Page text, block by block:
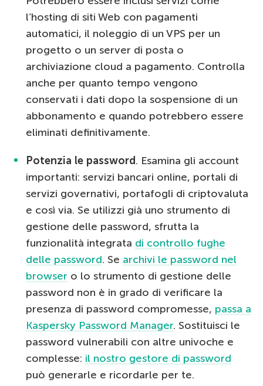
l’hosting di siti Web con pagamenti
automatici, il noleggio di un VPS per un
progetto o un server di posta o
archiviazione cloud a pagamento. Controlla
anche per quanto tempo vengono
conservati i dati dopo la sospensione di un
abbonamento e quando potrebbero essere
eliminati definitivamente.
Potenzia le password. Esamina gli account
importanti: servizi bancari online, portali di
servizi governativi, portafogli di criptovaluta
e così via. Se utilizzi già uno strumento di
gestione delle password, sfrutta la
funzionalità integrata di controllo fughe
delle password. Se archivi le password nel
browser o lo strumento di gestione delle
password non è in grado di verificare la
presenza di password compromesse, passa a
Kaspersky Password Manager. Sostituisci le
password vulnerabili con altre univoche e
complesse: il nostro gestore di password
può generarle e ricordarle per te.